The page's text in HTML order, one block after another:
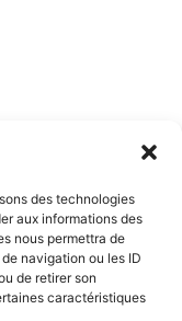
des technologies
aux informations des
nous permettra de
navigation ou les ID
de retirer son
caractéristiques